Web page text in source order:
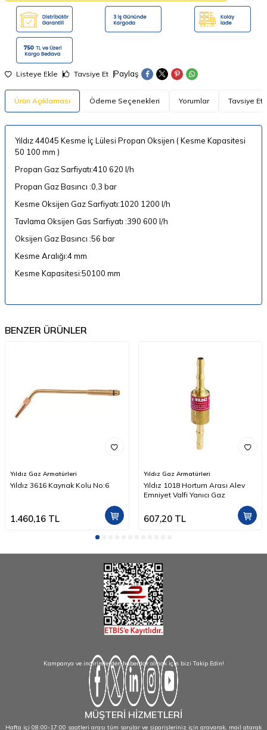
Listeye Ekle Tavsiye Et Paylaş
Ürün Açıklaması Ödeme Seçenekleri Yorumlar Tavsiye Et
Yıldız 44045 Kesme İç Lülesi Propan Oksijen ( Kesme Kapasitesi
50 100 mm )
Propan Gaz Sarfiyatı:410 620 l/h
Propan Gaz Basıncı :0,3 bar
Kesme Oksijen Gaz Sarfiyatı:1020 1200 l/h
Tavlama Oksijen Gas Sarfiyatı :390 600 l/h
Oksijen Gaz Basıncı :56 bar
Kesme Aralığı:4 mm
Kesme Kapasitesi:50100 mm
BENZER ÜRÜNLER
Yıldız Gaz Armatürleri
Yıldız 3616 Kaynak Kolu No:6
1.460,16 TL
Yıldız Gaz Armatürleri
Yıldız 1018 Hortum Arası Alev
Emniyet Valfi Yanıcı Gaz
607,20TL
Kampanya ve indirimlerden haberdar olmak için bizi Takip Edin!
MÜŞTERİ HİZMETLERİ
Hafta içi 08:00-17:00 saatleri arası tüm sorular ve siparişleriniz için arayarak, mail atarak